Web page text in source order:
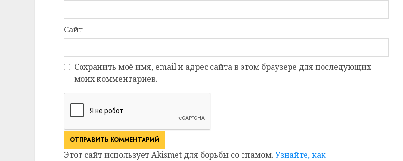
Сайт
Сохранить моё имя, email и адрес сайта в этом браузере для последующих
моих комментариев.
Этот сайт использует Akismet для борьбы со спамом. Узнайте, как